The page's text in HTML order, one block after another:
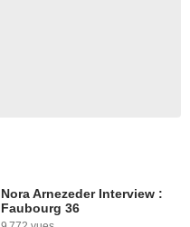
Nora Arnezeder Interview :
Faubourg 36